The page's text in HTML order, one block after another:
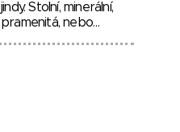
jindy. Stolní, minerální,
pramenitá, nebo…